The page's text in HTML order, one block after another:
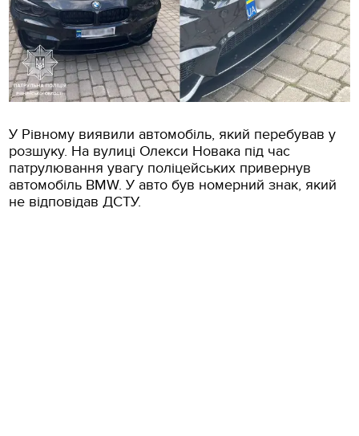
У Рівному виявили автомобіль, який перебував у
розшуку. На вулиці Олекси Новака під час
патрулювання увагу поліцейських привернув
автомобіль BMW. У авто був номерний знак, який
не відповідав ДСТУ.